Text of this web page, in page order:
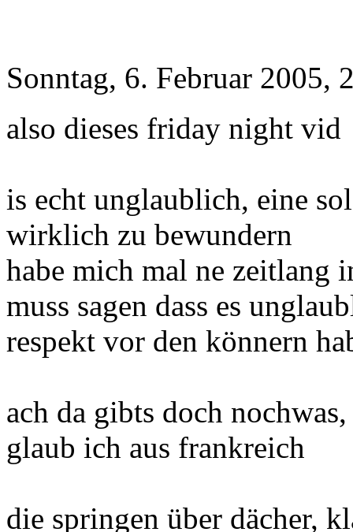
Sonntag, 6. Februar 2005,
also dieses friday night vid
is echt unglaublich, eine
wirklich zu bewundern
habe mich mal ne zeitlang
muss sagen dass es
respekt vor den könnern
ach da gibts doch
glaub ich aus frankreich
die springen über dächer,